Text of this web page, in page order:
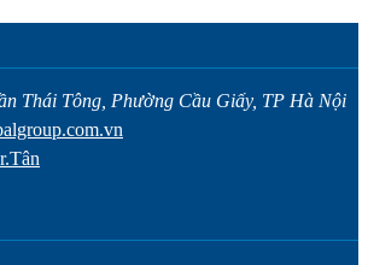
Thái Tông, Phường Cầu Giấy, TP Hà Nội